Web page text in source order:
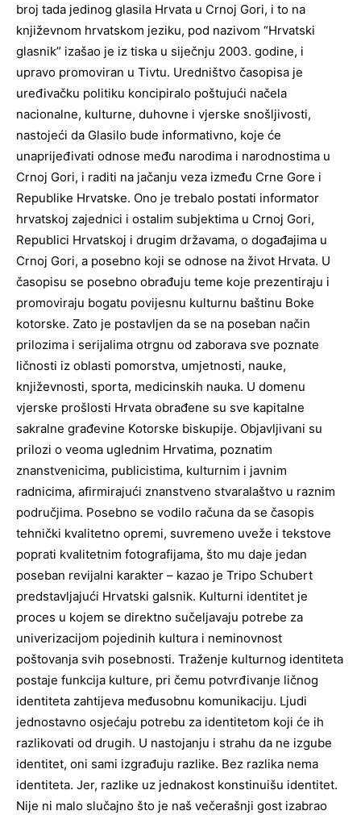
broj tada jedinog glasila Hrvata u Crnoj Gori, i to na
književnom hrvatskom jeziku, pod nazivom “Hrvatski
glasnik” izašao je iz tiska u siječnju 2003. godine, i
upravo promoviran u Tivtu. Uredništvo časopisa je
uređivačku politiku koncipiralo poštujući načela
nacionalne, kulturne, duhovne i vjerske snošljivosti,
nastojeći da Glasilo bude informativno, koje će
unaprijeđivati odnose među narodima i narodnostima u
Crnoj Gori, i raditi na jačanju veza između Crne Gore i
Republike Hrvatske. Ono je trebalo postati informator
hrvatskoj zajednici i ostalim subjektima u Crnoj Gori,
Republici Hrvatskoj i drugim državama, o događajima u
Crnoj Gori, a posebno koji se odnose na život Hrvata. U
časopisu se posebno obrađuju teme koje prezentiraju i
promoviraju bogatu povijesnu kulturnu baštinu Boke
kotorske. Zato je postavljen da se na poseban način
prilozima i serijalima otrgnu od zaborava sve poznate
ličnosti iz oblasti pomorstva, umjetnosti, nauke,
književnosti, sporta, medicinskih nauka. U domenu
vjerske prošlosti Hrvata obrađene su sve kapitalne
sakralne građevine Kotorske biskupije. Objavljivani su
prilozi o veoma uglednim Hrvatima, poznatim
znanstvenicima, publicistima, kulturnim i javnim
radnicima, afirmirajući znanstveno stvaralaštvo u raznim
područjima. Posebno se vodilo računa da se časopis
tehnički kvalitetno opremi, suvremeno uveže i tekstove
poprati kvalitetnim fotografijama, što mu daje jedan
poseban revijalni karakter – kazao je Tripo Schubert
predstavljajući Hrvatski galsnik. Kulturni identitet je
proces u kojem se direktno sučeljavaju potrebe za
univerizacijom pojedinih kultura i neminovnost
poštovanja svih posebnosti. Traženje kulturnog identiteta
postaje funkcija kulture, pri čemu potvrđivanje ličnog
identiteta zahtijeva međusobnu komunikaciju. Ljudi
jednostavno osjećaju potrebu za identitetom koji će ih
razlikovati od drugih. U nastojanju i strahu da ne izgube
identitet, oni sami izgrađuju razlike. Bez razlika nema
identiteta. Jer, razlike uz jednakost konstinuišu identitet.
Nije ni malo slučajno što je naš večerašnji gost izabrao